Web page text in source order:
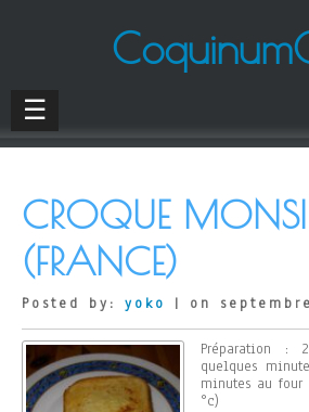
☰
CROQUE
(FRANCE)
Posted by: yoko | on
Préparation :
quelques
minutes au
°c)